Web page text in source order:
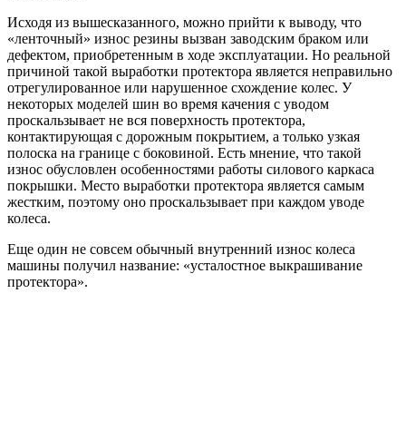
Исходя из вышесказанного, можно прийти к выводу, что
«ленточный» износ резины вызван заводским браком или
дефектом, приобретенным в ходе эксплуатации. Но реальной
причиной такой выработки протектора является неправильно
отрегулированное или нарушенное схождение колес. У
некоторых моделей шин во время качения с уводом
проскальзывает не вся поверхность протектора,
контактирующая с дорожным покрытием, а только узкая
полоска на границе с боковиной. Есть мнение, что такой
износ обусловлен особенностями работы силового каркаса
покрышки. Место выработки протектора является самым
жестким, поэтому оно проскальзывает при каждом уводе
колеса.
Еще один не совсем обычный внутренний износ колеса
машины получил название: «усталостное выкрашивание
протектора».